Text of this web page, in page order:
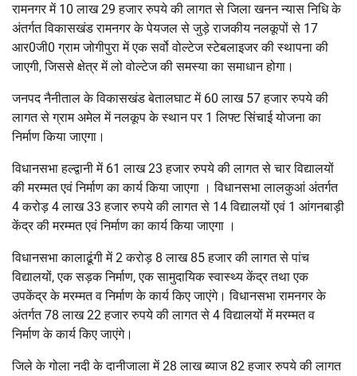
रामनगर में 10 लाख 29 हजार रुपये की लागत से जिला खनन न्यास निधि के
अंतर्गत विकासखंड रामनगर के पेयजल से जुड़े राजकीय नलकूपों से 17
आर0जी0 ग्राम जोगीपुरा में एक सर्वो वोल्टेज स्टेबलाइजर की स्थापना की
जाएगी, जिससे क्षेत्र में लो वोल्टेज की समस्या का समाधान होगा।
जनपद नैनीताल के विकासखंड बेतालघाट में 60 लाख 57 हजार रुपये की
लागत से ग्राम अमेल में नलकूप के स्थान पर 1 लिफ्ट सिंचाई योजना का
निर्माण किया जाएगा।
विधानसभा हल्द्वानी में 61 लाख 23 हजार रुपये की लागत से चार विद्यालयों
की मरम्मत एवं निर्माण का कार्य किया जाएगा । विधानसभा लालकुआं अंतर्गत
4 करोड़ 4 लाख 33 हजार रुपये की लागत से 14 विद्यालयों एवं 1 आंगनबाड़ी
केंद्र की मरम्मत एवं निर्माण का कार्य किया जाएगा ।
विधानसभा कालाढूंगी में 2 करोड़ 8 लाख 85 हजार की लागत से पांच
विद्यालयों, एक सड़क निर्माण, एक सामुदायिक स्वास्थ्य केंद्र तथा एक
उपकेंद्र के मरम्मत व निर्माण के कार्य किए जाएंगे। विधानसभा रामनगर के
अंतर्गत 78 लाख 22 हजार रुपये की लागत से 4 विद्यालयों में मरम्मत व
निर्माण के कार्य किए जाएंगे।
जिले के गोला नदी के दानीजाला में 28 लाख ब्याज 82 हजार रुपये की लागत